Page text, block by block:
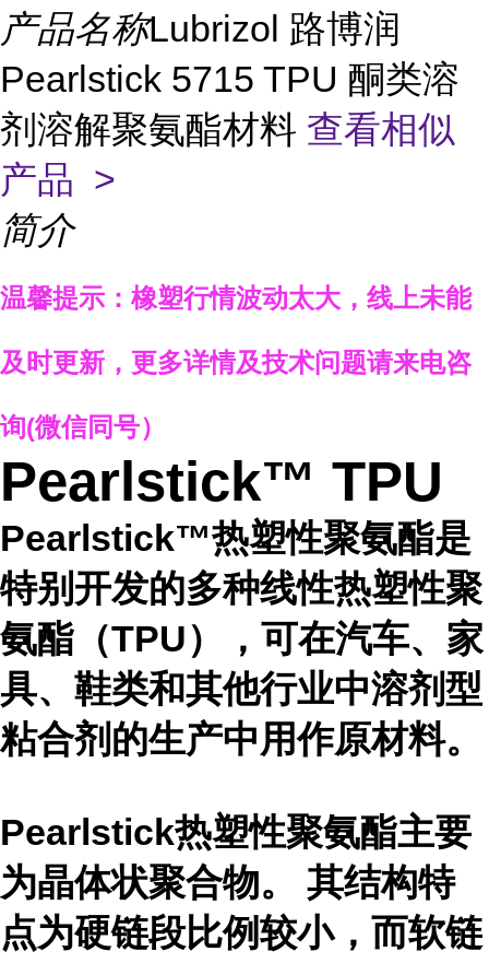
产品名称Lubrizol 路博润
Pearlstick 5715 TPU 酮类溶
剂溶解聚氨酯材料 查看相似
产品 >
简介
温馨提示： 橡塑行情波动太大，线上未能
及时更新， 更多详情及技术问题请来电咨
询(微信同号）
Pearlstick™ TPU
Pearlstick™热塑性聚氨酯是
特别开发的多种线性热塑性聚
氨酯（TPU），可在汽车、家
具、鞋类和其他行业中溶剂型
粘合剂的生产中用作原材料。
Pearlstick热塑性聚氨酯主要
为晶体状聚合物。 其结构特
点为硬链段比例较小，而软链